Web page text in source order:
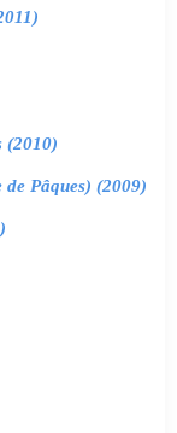
(2010)
Pâques) (2009)